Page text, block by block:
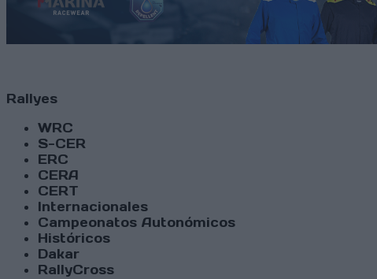
Rallyes
WRC
S-CER
ERC
CERA
CERT
Internacionales
Campeonatos Autonómicos
Históricos
Dakar
RallyCross